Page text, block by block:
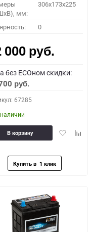
мм:
306x173x225
0
000 руб.
без ECOном скидки:
руб.
67285
Добавить
В корзину